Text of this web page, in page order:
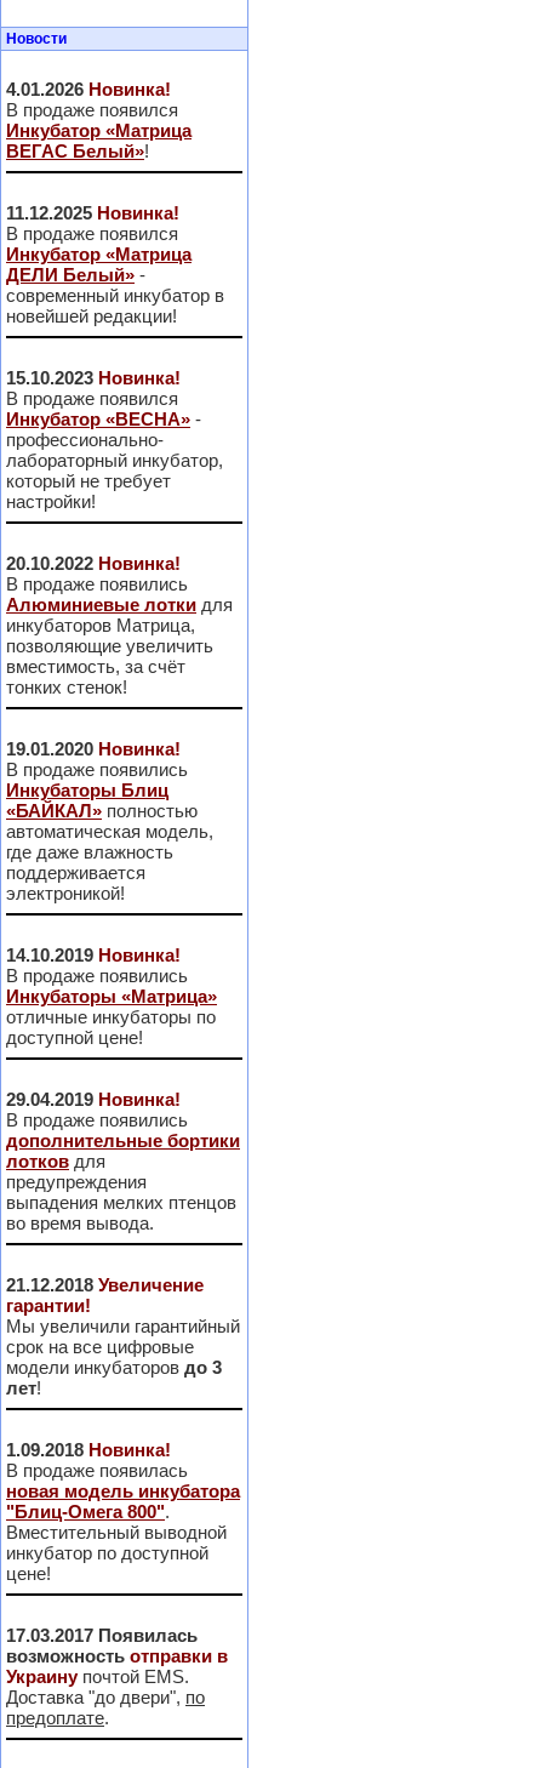
Новости
4.01.2026 Новинка!
В продаже появился
Инкубатор «Матрица
ВЕГАС Белый»!
11.12.2025 Новинка!
В продаже появился
Инкубатор «Матрица
ДЕЛИ Белый» -
современный инкубатор в
новейшей редакции!
15.10.2023 Новинка!
В продаже появился
Инкубатор «ВЕСНА» -
профессионально-
лабораторный инкубатор,
который не требует
настройки!
20.10.2022 Новинка!
В продаже появились
Алюминиевые лотки для
инкубаторов Матрица,
позволяющие увеличить
вместимость, за счёт
тонких стенок!
19.01.2020 Новинка!
В продаже появились
Инкубаторы Блиц
«БАЙКАЛ» полностью
автоматическая модель,
где даже влажность
поддерживается
электроникой!
14.10.2019 Новинка!
В продаже появились
Инкубаторы «Матрица»
отличные инкубаторы по
доступной цене!
29.04.2019 Новинка!
В продаже появились
дополнительные бортики
лотков для
предупреждения
выпадения мелких птенцов
во время вывода.
21.12.2018 Увеличение
гарантии!
Мы увеличили гарантийный
срок на все цифровые
модели инкубаторов до 3
лет!
1.09.2018 Новинка!
В продаже появилась
новая модель инкубатора
"Блиц-Омега 800".
Вместительный выводной
инкубатор по доступной
цене!
17.03.2017 Появилась
возможность отправки в
Украинупочтой EMS.
Доставка "до двери", по
предоплате.